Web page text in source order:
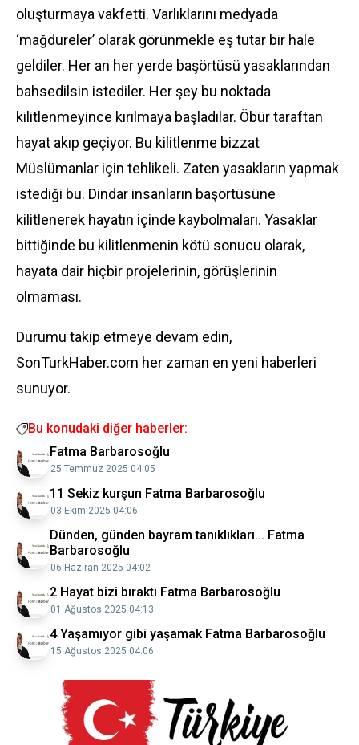
oluşturmaya vakfetti. Varlıklarını medyada
‘mağdureler’ olarak görünmekle eş tutar bir hale
geldiler. Her an her yerde başörtüsü yasaklarından
bahsedilsin istediler. Her şey bu noktada
kilitlenmeyince kırılmaya başladılar. Öbür taraftan
hayat akıp geçiyor. Bu kilitlenme bizzat
Müslümanlar için tehlikeli. Zaten yasakların yapmak
istediği bu. Dindar insanların başörtüsüne
kilitlenerek hayatın içinde kaybolmaları. Yasaklar
bittiğinde bu kilitlenmenin kötü sonucu olarak,
hayata dair hiçbir projelerinin, görüşlerinin
olmaması.
Durumu takip etmeye devam edin,
SonTurkHaber.com her zaman en yeni haberleri
sunuyor.
Bu konudaki diğer haberler:
Fatma Barbarosoğlu
25 Temmuz 2025 04:05
11 Sekiz kurşun Fatma Barbarosoğlu
03 Ekim 2025 04:06
Dünden, günden bayram tanıklıkları... Fatma
Barbarosoğlu
06 Haziran 2025 04:02
2 Hayat bizi bıraktı Fatma Barbarosoğlu
01 Ağustos 2025 04:13
4 Yaşamıyor gibi yaşamak Fatma Barbarosoğlu
15 Ağustos 2025 04:06